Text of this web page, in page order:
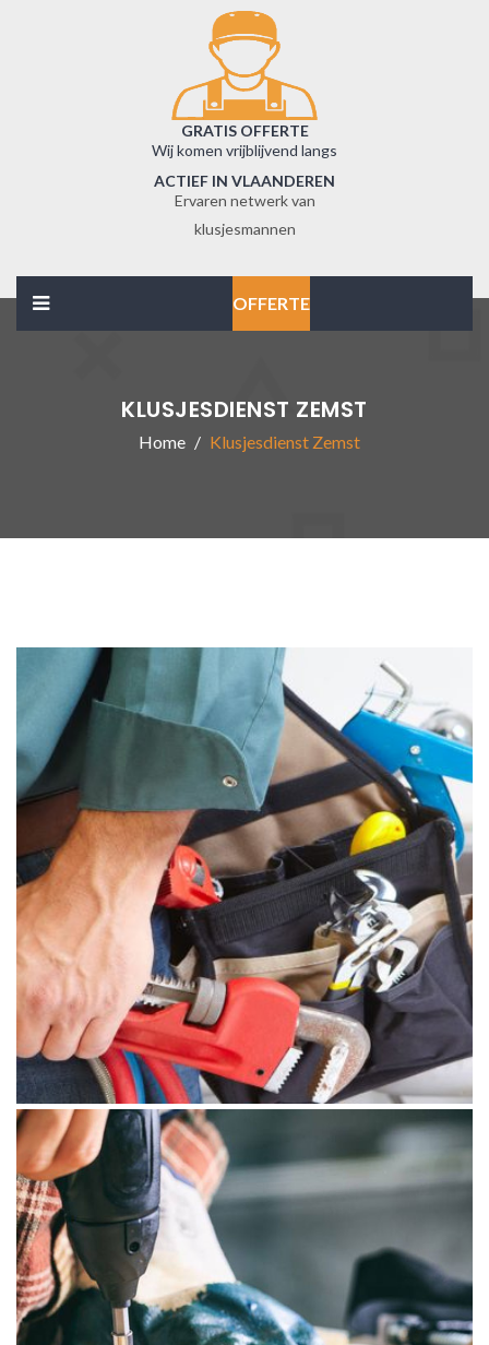
GRATIS OFFERTE
Wij komen vrijblijvend langs
ACTIEF IN VLAANDEREN
Ervaren netwerk van
klusjesmannen
OFFERTE
KLUSJESDIENST ZEMST
Home Klusjesdienst Zemst